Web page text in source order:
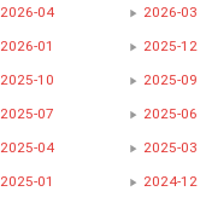
2026-04
2026-03
2026-01
2025-12
2025-10
2025-09
2025-07
2025-06
2025-04
2025-03
2025-01
2024-12